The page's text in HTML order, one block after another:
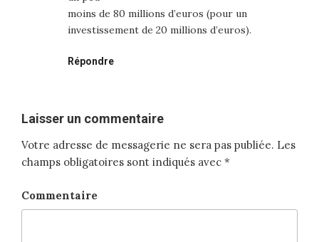
moins de 80 millions d’euros (pour un
investissement de 20 millions d’euros).
Répondre
Laisser un commentaire
Votre adresse de messagerie ne sera pas publiée. Les
champs obligatoires sont indiqués avec *
Commentaire